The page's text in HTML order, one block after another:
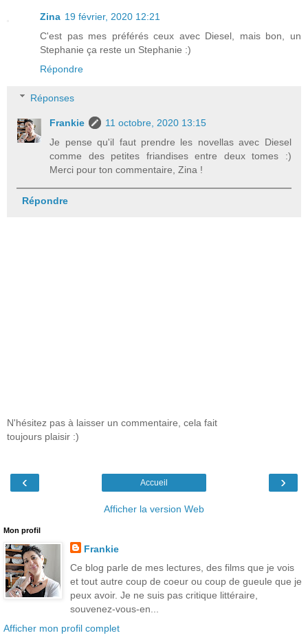
Zina 19 février, 2020 12:21
C'est pas mes préférés ceux avec Diesel, mais bon, un
Stephanie ça reste un Stephanie :)
Répondre
Réponses
Frankie
11 octobre, 2020 13:15
Je pense qu'il faut prendre les novellas avec Diesel
comme des petites friandises entre deux tomes :)
Merci pour ton commentaire, Zina !
Répondre
N'hésitez pas à laisser un commentaire, cela fait
toujours plaisir :)
‹ ›
Accueil
Afficher la version Web
Mon profil
Frankie
Ce blog parle de mes lectures, des films que je vois
et tout autre coup de coeur ou coup de gueule que je
peux avoir. Je ne suis pas critique littéraire,
souvenez-vous-en...
Afficher mon profil complet